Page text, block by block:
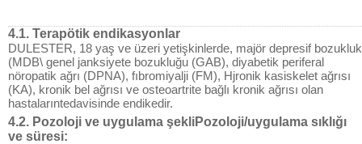
4.1. Terapötik endikasyonlar
DULESTER, 18 yaş ve üzeri yetişkinlerde, majör depresif bozukluk
(MDB\ genel janksiyete bozukluğu (GAB), diyabetik periferal
nöropatik ağrı (DPNA), fıbromiyalji (FM), Hjronik kasiskelet ağrısı
(KA), kronik bel ağrısı ve osteoartrite bağlı kronik ağrısı olan
hastalarıntedavisinde endikedir.
4.2. Pozoloji ve uygulama şekliPozoloji/uygulama sıklığı
ve süresi: